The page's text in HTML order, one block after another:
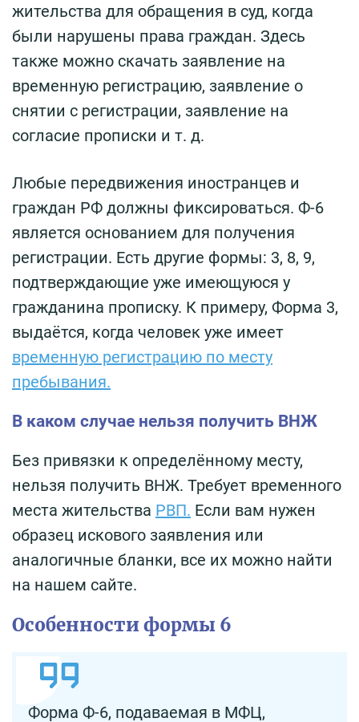
жительства для обращения в суд, когда
были нарушены права граждан. Здесь
также можно скачать заявление на
временную регистрацию, заявление о
снятии с регистрации, заявление на
согласие прописки и т. д.
Любые передвижения иностранцев и
граждан РФ должны фиксироваться. Ф-6
является основанием для получения
регистрации. Есть другие формы: 3, 8, 9,
подтверждающие уже имеющуюся у
гражданина прописку. К примеру, Форма 3,
выдаётся, когда человек уже имеет
временную регистрацию по месту
пребывания.
В каком случае нельзя получить ВНЖ
Без привязки к определённому месту,
нельзя получить ВНЖ. Требует временного
места жительства РВП. Если вам нужен
образец искового заявления или
аналогичные бланки, все их можно найти
на нашем сайте.
Особенности формы 6
Форма Ф-6, подаваемая в МФЦ,